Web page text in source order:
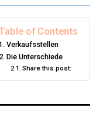
K
D
I
I
of Contents
Verkaufsstellen
Die Unterschiede
Share this post: